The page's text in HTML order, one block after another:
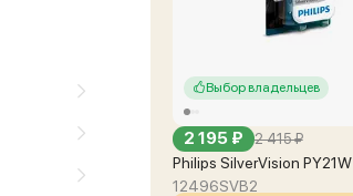
Выбор владельцев
2 195 ₽ 2 415 ₽
Philips SilverVision PY21W
12496SVB2